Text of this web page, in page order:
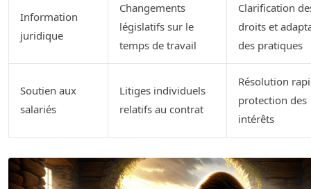
Information
juridique
Changements
législatifs sur le
temps de travail
Clarification
droits et
des pratiques
Soutien aux
salariés
Litiges individuels
relatifs au contrat
Résolution
protection des
intérêts